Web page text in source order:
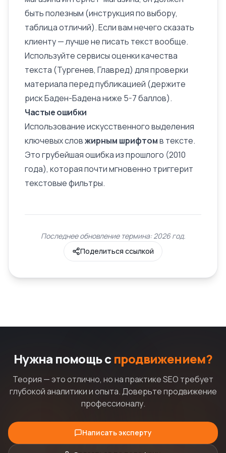
быть полезным (инструкция по выбору,
таблица отличий). Если вам нечего сказать
клиенту — лучше не писать текст вообще.
Используйте сервисы оценки качества
текста (Тургенев, Главред) для проверки
материала перед публикацией (держите
риск Баден-Бадена ниже 5-7 баллов).
Частые ошибки
Использование искусственного выделения
ключевых словжирным шрифтомв тексте.
Это грубейшая ошибка из прошлого (2010
года), которая почти мгновенно триггерит
текстовые фильтры.
Последнее обновление термина: 2026 год.
Поделиться ссылкой
Нужна помощь с продвижением?
Теория — это отлично, но на практике SEO требует
глубокой аналитики и опыта. Доверьте продвижение
профессионалу.
Написать эксперту